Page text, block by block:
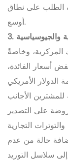
الطلب على نطاق
أوسع.
والجيوسياسية
المركزية، وخاصةً
أسعار الفائدة،
الأمريكي
على التصدير
التجارية
حالة من عدم